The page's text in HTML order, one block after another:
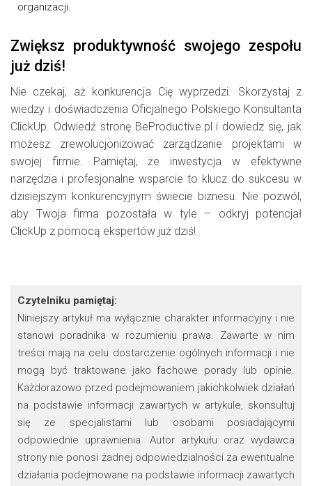
organizacji.
Zwiększ produktywność swojego zespołu
już dziś!
Nie czekaj, aż konkurencja Cię wyprzedzi. Skorzystaj z
wiedzy i doświadczenia Oficjalnego Polskiego Konsultanta
ClickUp. Odwiedź stronę BeProductive.pl i dowiedz się, jak
możesz zrewolucjonizować zarządzanie projektami w
swojej firmie. Pamiętaj, że inwestycja w efektywne
narzędzia i profesjonalne wsparcie to klucz do sukcesu w
dzisiejszym konkurencyjnym świecie biznesu. Nie pozwól,
aby Twoja firma pozostała w tyle – odkryj potencjał
ClickUp z pomocą ekspertów już dziś!
Czytelniku pamiętaj:
Niniejszy artykuł ma wyłącznie charakter informacyjny i nie
stanowi poradnika w rozumieniu prawa. Zawarte w nim
treści mają na celu dostarczenie ogólnych informacji i nie
mogą być traktowane jako fachowe porady lub opinie.
Każdorazowo przed podejmowaniem jakichkolwiek działań
na podstawie informacji zawartych w artykule, skonsultuj
się ze specjalistami lub osobami posiadającymi
odpowiednie uprawnienia. Autor artykułu oraz wydawca
strony nie ponosi żadnej odpowiedzialności za ewentualne
działania podejmowane na podstawie informacji zawartych